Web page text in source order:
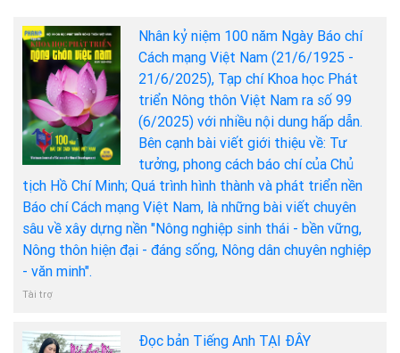
Nhân kỷ niệm 100 năm Ngày Báo chí
Cách mạng Việt Nam (21/6/1925 -
21/6/2025), Tạp chí Khoa học Phát
triển Nông thôn Việt Nam ra số 99
(6/2025) với nhiều nội dung hấp dẫn.
Bên cạnh bài viết giới thiệu về: Tư
tưởng, phong cách báo chí của Chủ
tịch Hồ Chí Minh; Quá trình hình thành và phát triển nền
Báo chí Cách mạng Việt Nam, là những bài viết chuyên
sâu về xây dựng nền "Nông nghiệp sinh thái - bền vững,
Nông thôn hiện đại - đáng sống, Nông dân chuyên nghiệp
- văn minh".
Tài trợ
Đọc bản Tiếng Anh TẠI ĐÂY